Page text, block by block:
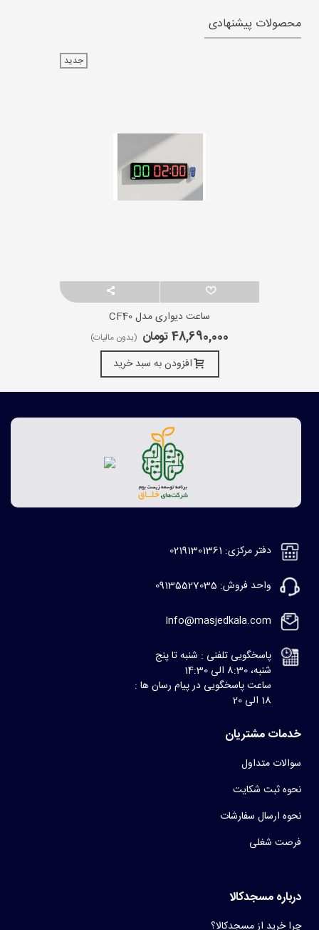
محصولات پیشنهادی
جدید
ساعت دیواری مدل CF40
48,690,000 تومان (بدون مالیات)
افزودن به سبد خرید
دفتر مرکزی: 02191301361
واحد فروش: 09135527035
Info@masjedkala.com
پاسخگویی تلفنی : شنبه تا پنج
شنبه، 8:30 الی 14:30
ساعت پاسخگویی در پیام رسان ها :
18 الی 20
خدمات مشتریان
سوالات متداول
نحوه ثبت شکایت
نحوه ارسال سفارشات
فرصت شغلی
درباره مسجدکالا
چرا خرید از مسجدکالا؟